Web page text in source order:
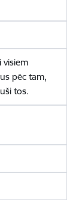
visiem
pēc tam,
tos.